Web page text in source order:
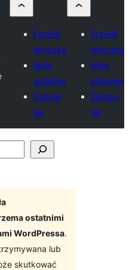
Prześlij
wtyczkę
Moje
ulubione
Zaloguj
się
Prześlij
wtyczkę
Moje
ulubione
Zaloguj
się
ostatnimi
WordPressa.
lub
skutkować